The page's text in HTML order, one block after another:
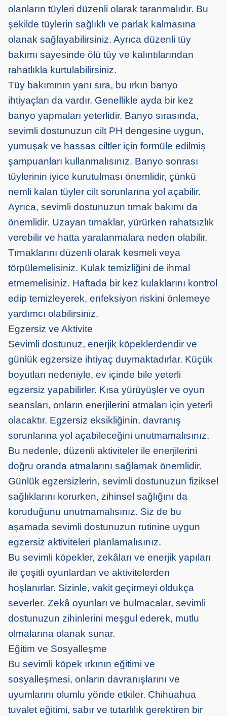
olanların tüyleri düzenli olarak taranmalıdır. Bu
şekilde tüylerin sağlıklı ve parlak kalmasına
olanak sağlayabilirsiniz. Ayrıca düzenli tüy
bakımı sayesinde ölü tüy ve kalıntılarından
rahatlıkla kurtulabilirsiniz.
Tüy bakımının yanı sıra, bu ırkın banyo
ihtiyaçları da vardır. Genellikle ayda bir kez
banyo yapmaları yeterlidir. Banyo sırasında,
sevimli dostunuzun cilt PH dengesine uygun,
yumuşak ve hassas ciltler için formüle edilmiş
şampuanları kullanmalısınız. Banyo sonrası
tüylerinin iyice kurutulması önemlidir, çünkü
nemli kalan tüyler cilt sorunlarına yol açabilir.
Ayrıca, sevimli dostunuzun tırnak bakımı da
önemlidir. Uzayan tırnaklar, yürürken rahatsızlık
verebilir ve hatta yaralanmalara neden olabilir.
Tırnaklarını düzenli olarak kesmeli veya
törpülemelisiniz. Kulak temizliğini de ihmal
etmemelisiniz. Haftada bir kez kulaklarını kontrol
edip temizleyerek, enfeksiyon riskini önlemeye
yardımcı olabilirsiniz.
Egzersiz ve Aktivite
Sevimli dostunuz, enerjik köpeklerdendir ve
günlük egzersize ihtiyaç duymaktadırlar. Küçük
boyutları nedeniyle, ev içinde bile yeterli
egzersiz yapabilirler. Kısa yürüyüşler ve oyun
seansları, onların enerjilerini atmaları için yeterli
olacaktır. Egzersiz eksikliğinin, davranış
sorunlarına yol açabileceğini unutmamalısınız.
Bu nedenle, düzenli aktiviteler ile enerjilerini
doğru oranda atmalarını sağlamak önemlidir.
Günlük egzersizlerin, sevimli dostunuzun fiziksel
sağlıklarını korurken, zihinsel sağlığını da
koruduğunu unutmamalısınız. Siz de bu
aşamada sevimli dostunuzun rutinine uygun
egzersiz aktiviteleri planlamalısınız.
Bu sevimli köpekler, zekâları ve enerjik yapıları
ile çeşitli oyunlardan ve aktivitelerden
hoşlanırlar. Sizinle, vakit geçirmeyi oldukça
severler. Zekâ oyunları ve bulmacalar, sevimli
dostunuzun zihinlerini meşgul ederek, mutlu
olmalarına olanak sunar.
Eğitim ve Sosyalleşme
Bu sevimli köpek ırkının eğitimi ve
sosyalleşmesi, onların davranışlarını ve
uyumlarını olumlu yönde etkiler. Chihuahua
tuvalet eğitimi, sabır ve tutarlılık gerektiren bir